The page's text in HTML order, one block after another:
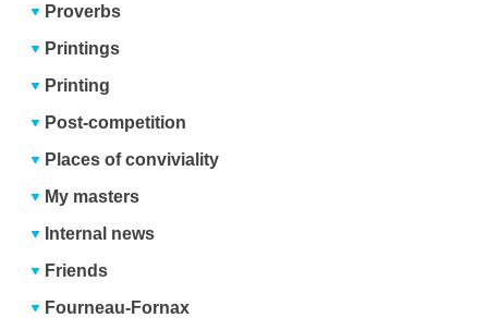
Proverbs
Printings
Printing
Post-competition
Places of conviviality
My masters
Internal news
Friends
Fourneau-Fornax